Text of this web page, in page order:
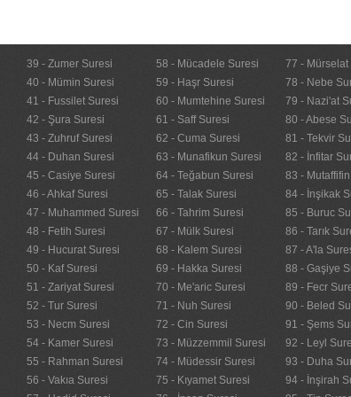
39 - Zumer Suresi
40 - Mümin Suresi
41 - Fussilet Suresi
42 - Şura Suresi
43 - Zuhruf Suresi
44 - Duhan Suresi
45 - Casiye Suresi
46 - Ahkaf Suresi
47 - Muhammed Suresi
48 - Fetih Suresi
49 - Hucurat Suresi
50 - Kaf Suresi
51 - Zariyat Suresi
52 - Tur Suresi
53 - Necm Suresi
54 - Kamer Suresi
55 - Rahman Suresi
56 - Vakıa Suresi
58 - Mücadele Suresi
59 - Haşr Suresi
60 - Mumtehine Suresi
61 - Saff Suresi
62 - Cuma Suresi
63 - Munafikun Suresi
64 - Teğabun Suresi
65 - Talak Suresi
66 - Tahrim Suresi
67 - Mülk Suresi
68 - Kalem Suresi
69 - Hakka Suresi
70 - Me'aric Suresi
71 - Nuh Suresi
72 - Cin Suresi
73 - Müzzemmil Suresi
74 - Müdessir Suresi
75 - Kıyamet Suresi
77 - Mürselat
78 - Nebe
79 - Nazi'at
80 - Abese
81 - Tekvir
82 - İnfitar
83 -
84 - İnşikak
85 - Buruc
86 - Tarık
87 - A'la
88 - Gaşiye
89 - Fecr
90 - Beled
91 - Şems
92 - Leyl
93 - Duha
94 - İnşirah